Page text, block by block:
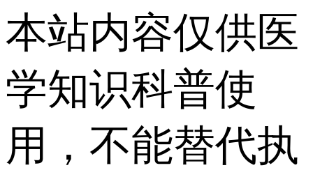
本站内容仅供医
学知识科普使
用，不能替代执